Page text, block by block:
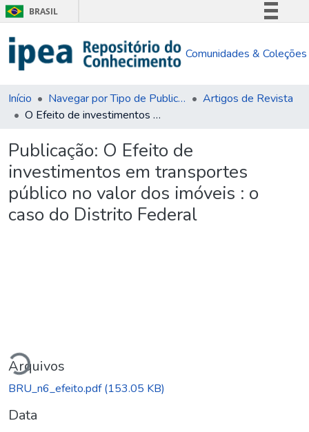
BRASIL
Comunica BR
Acesso à informação
Comunidades & Coleções
Início Navegar por Tipo de Publicação
Artigos de Revista
O Efeito de investimentos em transportes público no valor dos imóveis : o caso do Distrito Federal
Publicação: O Efeito de
investimentos em transportes
público no valor dos imóveis : o
caso do Distrito Federal
Arquivos
BRU_n6_efeito.pdf(153.05 KB)
Data